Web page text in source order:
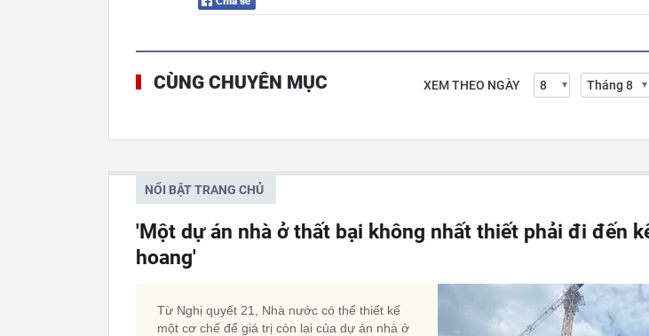
CÙNG CHUYÊN MỤC XEM THEO NGÀY
NỔI BẬT TRANG CHỦ
'Một dự án nhà ở thất bại không nhất thiết phải đi đến
hoang'
Từ Nghị quyết 21, Nhà nước có thể thiết kế
một cơ chế để giá trị còn lại của dự án nhà ở